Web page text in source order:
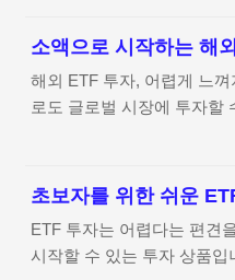
급됩니다.대상: 만 65세 이
급▶ 관련 정보 확인: 기초
이지에서 조회 가능합니다
선택 기준, 추천 상품, 투자
립니다. 배당 ETF로 안정적
지금 확인하세요! 1. 배당
ETF(Dividend ETF)는 배당
인기가 많습니다.▶ 배당
러 배당주에 분산 투자하여
배당 재투자로 복리 효과 가
소액으로 시작하는 해
해외 ETF 투자, 어렵게 느
로도 글로벌 시장에 투자할
자 방법을 알아보세요! 1.
ETF(Exchange Traded
ETF로, 특정 국가, 산업, 자
미국, 유럽, 신흥국 시장 등
초보자를 위한 쉬운
ETF 투자는 어렵다는 편견
시작할 수 있는 투자 상품